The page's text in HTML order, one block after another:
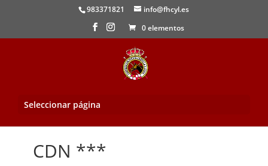
983371821
info@fhcyl.es
0 elementos
Seleccionar página
CDN ***